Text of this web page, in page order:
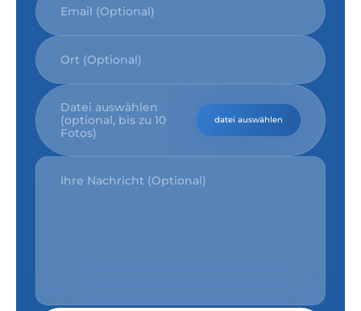
Datei auswählen
(optional, bis zu 10
Fotos)
datei auswählen